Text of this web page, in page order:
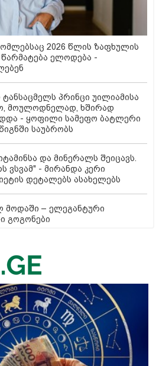
2026 წლის ზაფხულის
ელოდება -
პრინცი უილიამისა
მოულოდნელად, ხშირად
- ყოფილი სამეფო ბატლერი
საუბრობს
და მინერალს შეიცავს.
- მირანდა კერი
დეტალებს ასახელებს
– ელეგანტური
გოგონები